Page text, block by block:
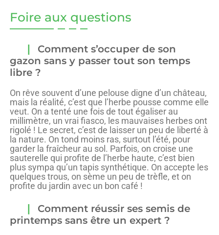
Foire aux questions
Comment s’occuper de son
gazon sans y passer tout son temps
libre ?
On rêve souvent d’une pelouse digne d’un château,
mais la réalité, c’est que l’herbe pousse comme elle
veut. On a tenté une fois de tout égaliser au
millimètre, un vrai fiasco, les mauvaises herbes ont
rigolé ! Le secret, c’est de laisser un peu de liberté à
la nature. On tond moins ras, surtout l’été, pour
garder la fraîcheur au sol. Parfois, on croise une
sauterelle qui profite de l’herbe haute, c’est bien
plus sympa qu’un tapis synthétique. On accepte les
quelques trous, on sème un peu de trèfle, et on
profite du jardin avec un bon café !
Comment réussir ses semis de
printemps sans être un expert ?